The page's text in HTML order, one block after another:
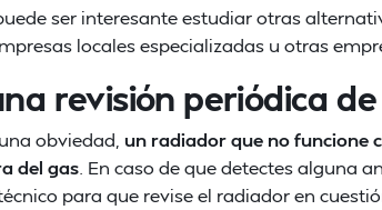
ser interesante estudiar otras
locales especializadas u otras
revisión periódica
obviedad, un radiador que no funcione
del gas . En caso de que detectes alguna
para que revise el radiador en